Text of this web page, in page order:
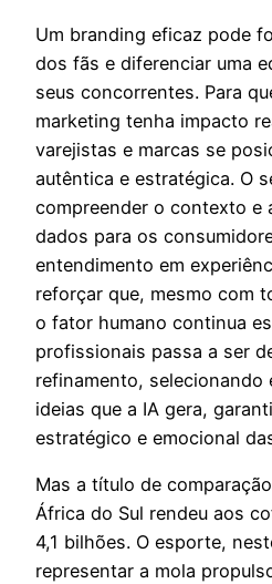
Um branding eficaz pode
dos fãs e diferenciar uma
seus concorrentes. Para
marketing tenha impacto
varejistas e marcas se
autêntica e estratégica. O
compreender o contexto e
dados para os
entendimento em
reforçar que, mesmo com
o fator humano continua
profissionais passa a ser
refinamento, selecionando
ideias que a IA gera,
estratégico e emocional
Mas a título de
África do Sul rendeu aos
4,1 bilhões. O esporte,
representar a mola